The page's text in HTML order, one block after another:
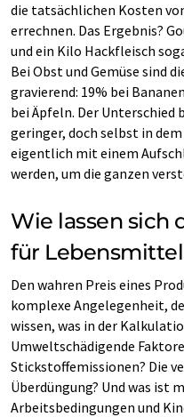
die tatsächlichen Kosten
errechnen. Das Ergebnis?
und ein Kilo Hackfleisch
Bei Obst und Gemüse sind
gravierend: 19% bei
bei Äpfeln. Der
geringer, doch selbst in
eigentlich mit einem
werden, um die ganzen
Wie lassen sich
für
Den wahren Preis eines
komplexe Angelegenheit,
wissen, was in der
Umweltschädigende
Stickstoffemissionen? Die
Überdüngung? Und was ist
Arbeitsbedingungen und